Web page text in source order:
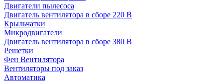
Двигатели пылесоса
Двигатель вентилятора в сборе 220 В
Крыльчатки
Микродвигатели
Двигатель вентилятора в сборе 380 В
Решетки
Фен Вентилятора
Вентиляторы под заказ
Автоматика